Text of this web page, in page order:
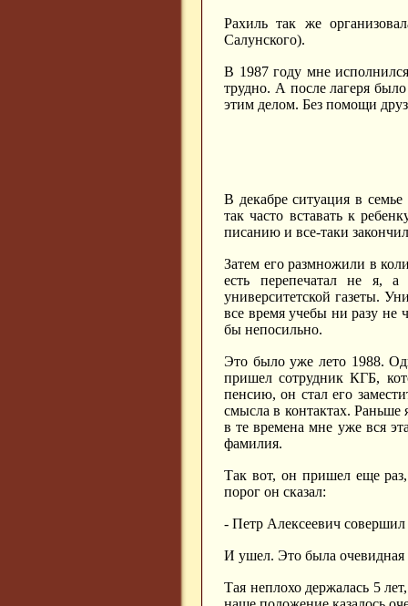
Рахиль так же
Салунского).
В 1987 году мне
трудно. А после лагеря
этим делом. Без помощи
В декабре ситуация в
так часто вставать к
писанию и все-таки
Затем его размножили в
есть перепечатал не я,
университетской газеты.
все время учебы ни разу не
бы непосильно.
Это было уже лето 1988.
пришел сотрудник КГБ,
пенсию, он стал его
смысла в контактах.
в те времена мне уже вся
фамилия.
Так вот, он пришел еще
порог он сказал:
- Петр Алексеевич
И ушел. Это была очевидная
Тая неплохо держалась 5